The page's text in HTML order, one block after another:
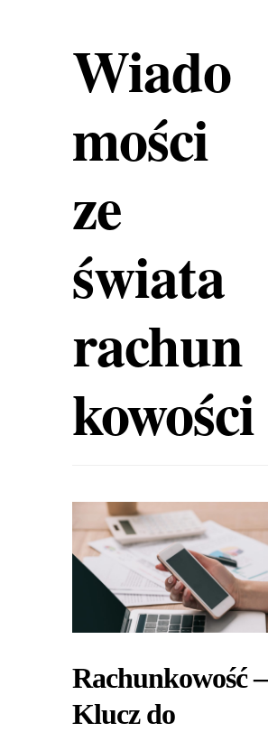
Wiado
mości
ze
świata
rachun
kowości
Rachunkowość –
Klucz do